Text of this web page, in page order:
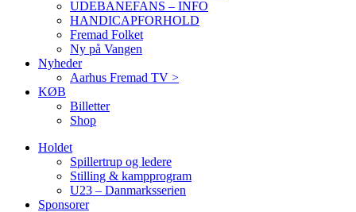
UDEBANEFANS – INFO
HANDICAPFORHOLD
Fremad Folket
Ny på Vangen
Nyheder
Aarhus Fremad TV >
KØB
Billetter
Shop
Holdet
Spillertrup og ledere
Stilling & kampprogram
U23 – Danmarksserien
Sponsorer